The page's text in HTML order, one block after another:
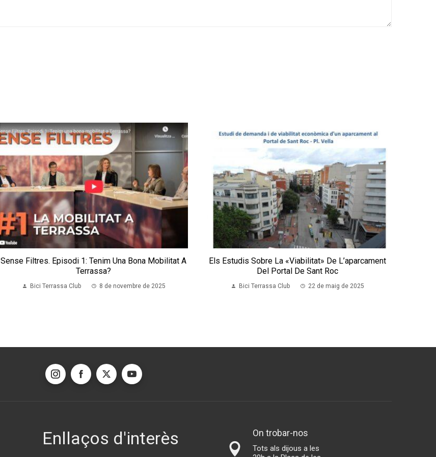
Sense Filtres. Episodi 1: Tenim Una Bona Mobilitat A
Terrassa?
Bici Terrassa Club 8 de novembre de 2025
Els Estudis Sobre La «viabilitat» De L’aparcament
Del Portal De Sant Roc
Bici Terrassa Club 22 de maig de 2025
Enllaços d'interès On trobar-nos
Tots als dijous a les